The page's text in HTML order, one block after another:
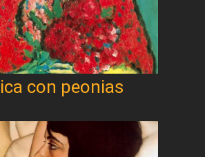
con peonias